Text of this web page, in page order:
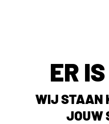
ER
WIJ STAAN
JOUW